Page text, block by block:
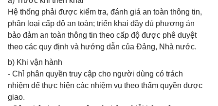
Hệ thống phải được kiểm tra, đánh giá an toàn thông tin,
phân loại cấp độ an toàn; triển khai đầy đủ phương án
bảo đảm an toàn thông tin theo cấp độ được phê duyệt
theo các quy định và hướng dẫn của Đảng, Nhà nước.
b) Khi vận hành
- Chỉ phân quyền truy cập cho người dùng có trách
nhiệm để thực hiện các nhiệm vụ theo thẩm quyền được
giao.